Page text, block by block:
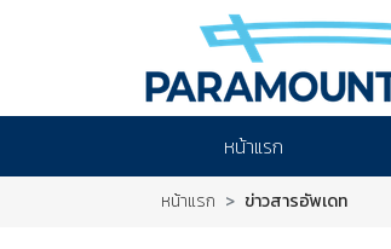
หน้าแรก
หน้าแรก ข่าวสารอัพเดท